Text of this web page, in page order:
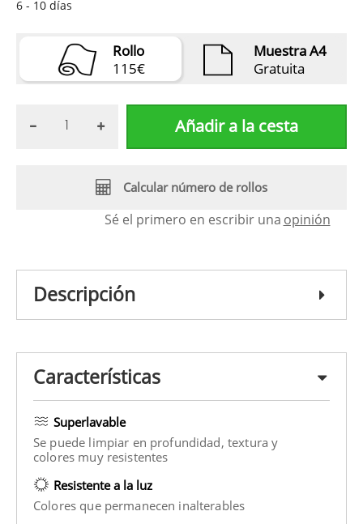
6 - 10 días
Rollo
115€
Muestra A4
Gratuita
Añadir a la cesta
Calcular número de rollos
Sé el primero en escribir una opinión
Descripción
Características
Superlavable
Se puede limpiar en profundidad, textura y
colores muy resistentes
Resistente a la luz
Colores que permanecen inalterables